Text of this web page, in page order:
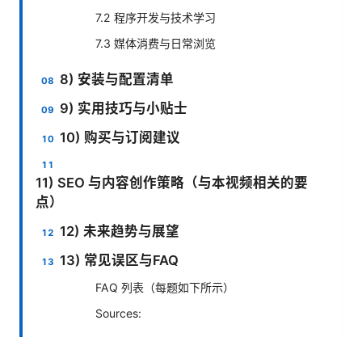
7.2 程序开发与技术学习
7.3 媒体消费与日常浏览
8) 安装与配置清单
9) 实用技巧与小贴士
10) 购买与订阅建议
11) SEO 与内容创作策略（与本视频相关的要
点）
12) 未来趋势与展望
13) 常见误区与FAQ
FAQ 列表（每题如下所示）
Sources: